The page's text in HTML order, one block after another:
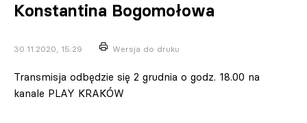
Konstantina Bogomołowa
30.11.2020, 15:29 Wersja do druku
Transmisja odbędzie się 2 grudnia o godz. 18.00 na
kanale PLAY KRAKÓW